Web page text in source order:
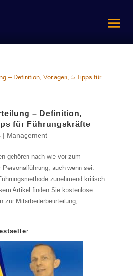
– Definition,
für Führungskräfte
| Management
gehören nach wie vor zum
Personalführung, auch wenn seit
zunehmend kritisch
Artikel finden Sie kostenlose
zur Mitarbeiterbeurteilung,...